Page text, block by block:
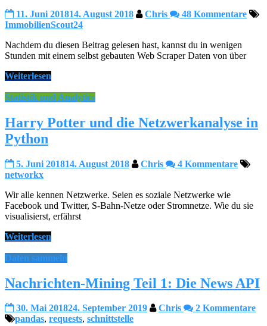
11. Juni 201814. August 2018 Chris
48 Kommentare
ImmobilienScout24
Nachdem du diesen Beitrag gelesen hast, kannst du in wenigen
Stunden mit einem selbst gebauten Web Scraper Daten von über
Weiterlesen
Statistik und Analytics
Harry Potter und die Netzwerkanalyse in
Python
5. Juni 201814. August 2018 Chris
4 Kommentare
networkx
Wir alle kennen Netzwerke. Seien es soziale Netzwerke wie
Facebook und Twitter, S-Bahn-Netze oder Stromnetze. Wie du sie
visualisierst, erfährst
Weiterlesen
Daten sammeln
Nachrichten-Mining Teil 1: Die News API
30. Mai 201824. September 2019 Chris
2 Kommentare
pandas, requests, schnittstelle